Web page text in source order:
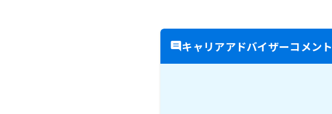
キャリアアドバイザーコメント